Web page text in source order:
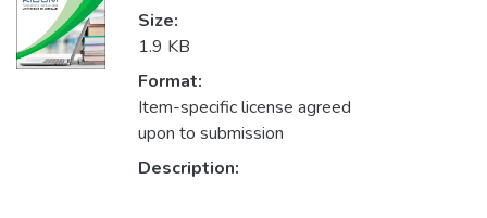
Size:
1.9 KB
Format:
Item-specific license agreed
upon to submission
Description: